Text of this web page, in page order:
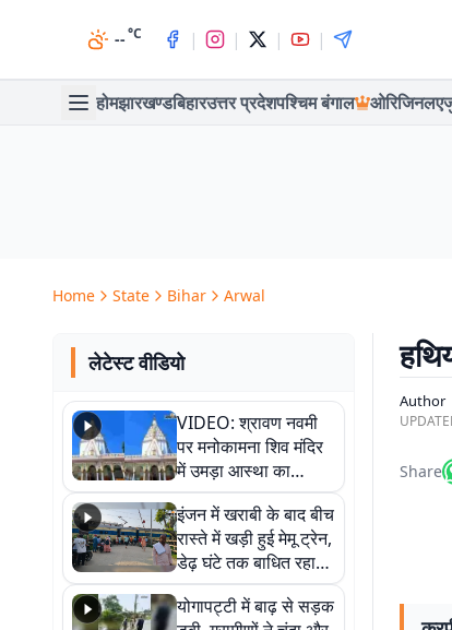
--°C | | | |
होमझारखण्डबिहारउत्तर प्रदेशपश्चिम बंगाल ओरिजिनल
Home State Bihar Arwal
लेटेस्ट वीडियो
VIDEO: श्रावण नवमी
पर मनोकामना शिव मंदिर
में उमड़ा आस्था का
सैलाब, हर-हर महादेव के
जयघोष से गूंजा परिसर
इंजन में खराबी के बाद बीच
रास्ते में खड़ी हुई मेमू ट्रेन,
डेढ़ घंटे तक बाधित रहा
आवागमन
योगापट्टी में बाढ़ से सड़क
Author
Share